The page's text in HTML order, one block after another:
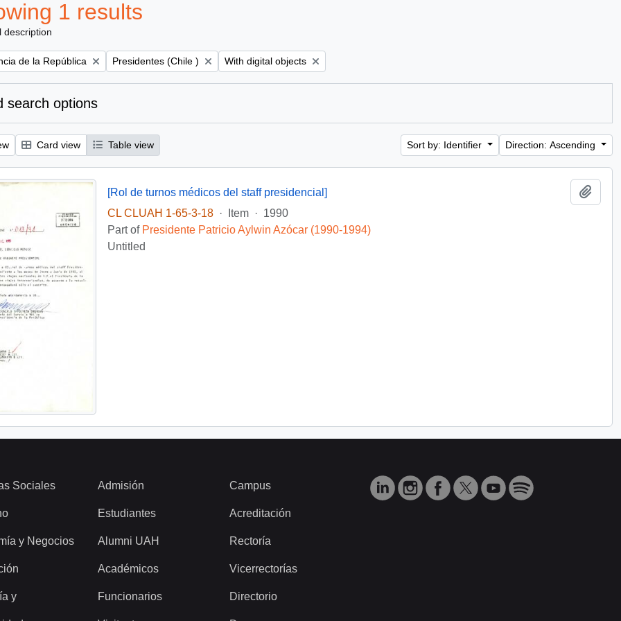
1 results
description
de la República Remove filter:
Presidentes (Chile ) Remove filter:
With digital objects
search options
Card view Table view Sort by: Identifier Direction: Ascending
[Rol de turnos médicos del staff presidencial]
CL CLUAH 1-65-3-18
· Item · 1990
Part of Presidente Patricio Aylwin Azócar (1990-1994)
Untitled
Sociales
y Negocios
y
Admisión
Estudiantes
Alumni UAH
Académicos
Funcionarios
Campus
Acreditación
Rectoría
Vicerrectorías
Directorio